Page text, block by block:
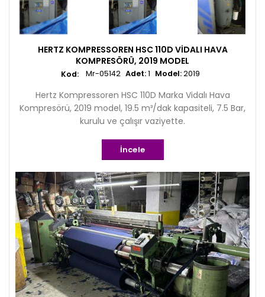
HERTZ KOMPRESSOREN HSC 110D VIDALI HAVA
KOMPRESÖRÜ, 2019 MODEL
Adet:1 Model:2019
Mr-05142
Hertz Kompressoren HSC 110D Marka Vidalı Hava
Kompresörü, 2019 model, 19.5 m³/dak kapasiteli, 7.5 Bar,
kurulu ve çalışır vaziyette.
İncele